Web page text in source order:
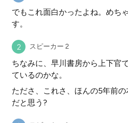
でもこれ面白かったよね。めち
す。
スピーカー 2
ちなみに、早川書房から上下官
ているのかな。
たださ、これさ、ほんの5年前
だと思う?